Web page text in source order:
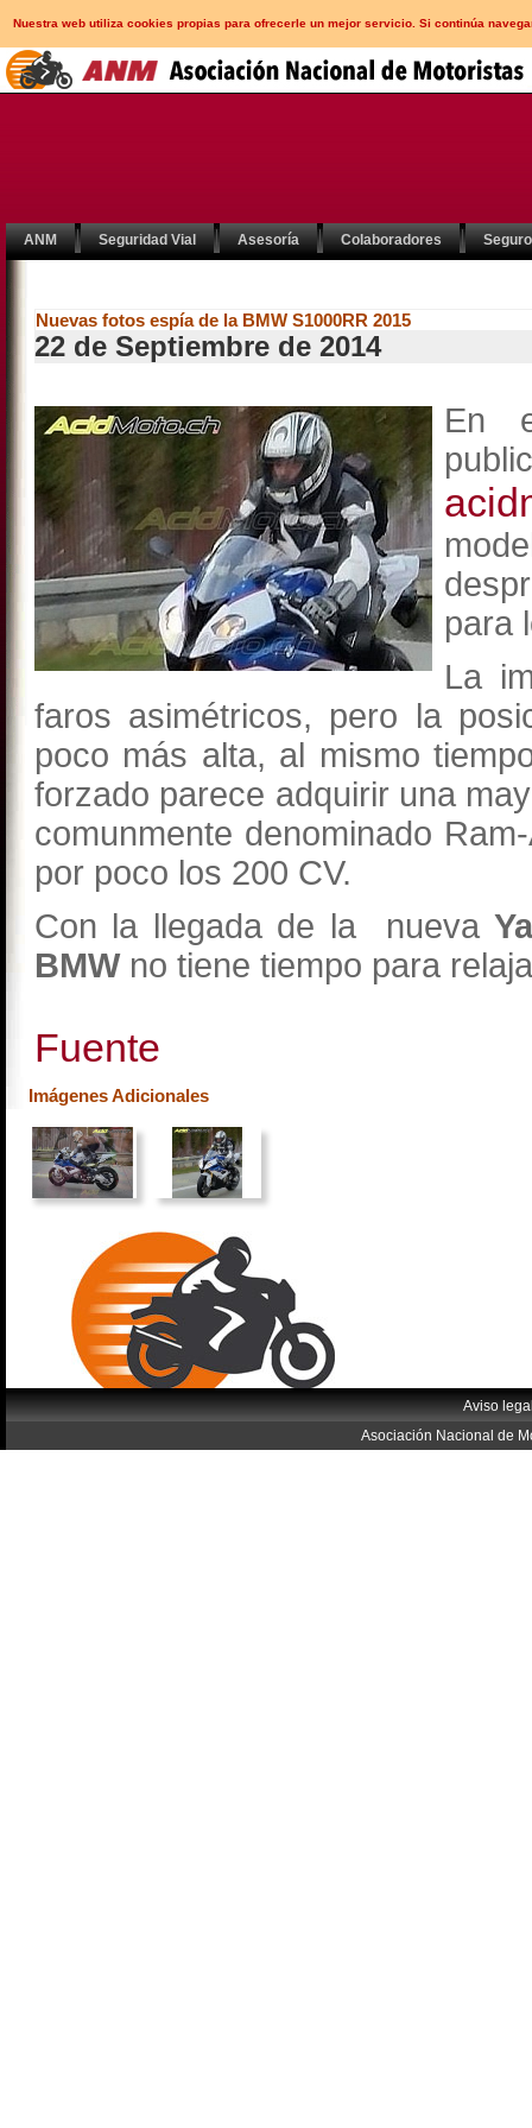
Nuestra web utiliza cookies propias para ofrecerle un mejor servicio. Si continúa
ANM Seguridad Vial Asesoría Colaboradores
Nuevas fotos espía de la BMW S1000RR 2015
22 de Septiembre de 2014
En
para
La
faros asimétricos, pero la
poco más alta, al mismo
forzado parece adquirir una
comunmente denominado
por poco los 200 CV.
Con la llegada de la nueva
BMWno tiene tiempo para
Fuente
Imágenes Adicionales
Aviso
Asociación Nacional de